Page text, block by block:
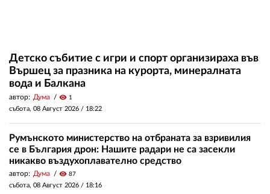
Детско събитие с игри и спорт организираха във
Вършец за празника на курорта, минералната
вода и Балкана
автор: Дума visibility 1
събота, 08 Август 2026 / 18:22
Румънското министерство на отбраната за взривилия
се в България дрон: Нашите радари не са засекли
никакво въздухоплавателно средство
автор: Дума visibility 87
събота, 08 Август 2026 / 18:16